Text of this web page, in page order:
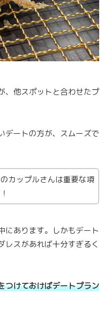
、他スポットと合わせたプ
デートの方が、スムーズで
カップルさんは重要な項
にあります。しかもデート
レスがあれば十分すぎるく
つけておけばデートプラン